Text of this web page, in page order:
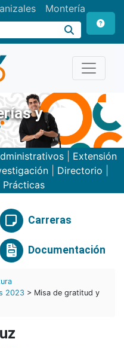
Montería
y
| Extensión
Directorio
Prácticas
Carreras
Documentación
2023 > Misa de gratitud y